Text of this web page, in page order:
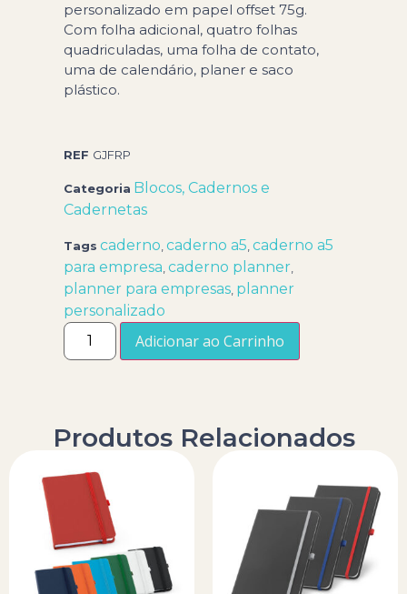
personalizado em papel offset 75g.
Com folha adicional, quatro folhas
quadriculadas, uma folha de contato,
uma de calendário, planer e saco
plástico.
REF GJFRP
Categoria Blocos, Cadernos e
Cadernetas
Tags caderno ,caderno a5 ,caderno a5
para empresa ,caderno planner
planner para empresas planner
personalizado
Adicionar ao Carrinho
Produtos Relacionados